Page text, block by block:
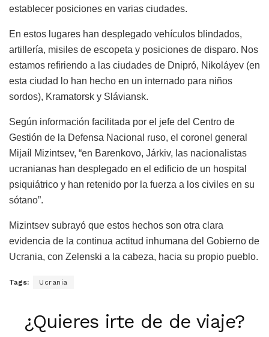
establecer posiciones en varias ciudades.
En estos lugares han desplegado vehículos blindados,
artillería, misiles de escopeta y posiciones de disparo. Nos
estamos refiriendo a las ciudades de Dnipró, Nikoláyev (en
esta ciudad lo han hecho en un internado para niños
sordos), Kramatorsk y Sláviansk.
Según información facilitada por el jefe del Centro de
Gestión de la Defensa Nacional ruso, el coronel general
Mijaíl Mizintsev, “en Barenkovo, Járkiv, las nacionalistas
ucranianas han desplegado en el edificio de un hospital
psiquiátrico y han retenido por la fuerza a los civiles en su
sótano”.
Mizintsev subrayó que estos hechos son otra clara
evidencia de la continua actitud inhumana del Gobierno de
Ucrania, con Zelenski a la cabeza, hacia su propio pueblo.
Tags: Ucrania
¿Quieres irte de de viaje?